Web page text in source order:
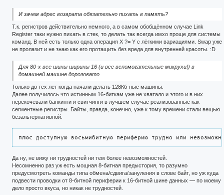
И зачем адрес возврата обязательно пихать в память?
Т.к. регистров действительно немного, а в самом обобщённом случае Link
Register таки нужно пихать в стек, то делать так всегда имхо проще для системы
команд. В ней есть только одна операция X ?= Y с лёгкими вариациями. Swap уже
не пролазит и не знаю как его протащить без вреда для внутренней красоты. :D
Для 80-х все шины ширины 16 (и все вспомогательные микрухи!) в
домашней машине дороговато
Только до тех лет когда начали делать 128Кб-ные машины.
Далее получилось что истинным 16-биткам уже не хватало и этого и в них
перекочевали банкинги и свитчинги в лучшем случае реализованные как
сегментные регистры. Байты, правда, конечно, уже к тому времени стали вещью
безальтернативной.
плюс доступную восьмибитную периферию трудно или
Да ну, не вижу ни трудностей ни тем более невозможностей.
Несомненно раз уж есть мощная 8-битная предыстория, то разумно
предусмотреть команды типа обмена/сдвига/зануления в слове байт, но уж куда
подвести проводки от 8-битной периферии к 16-битной шине данных — по моему
дело просто вкуса, но никак не трудностей.